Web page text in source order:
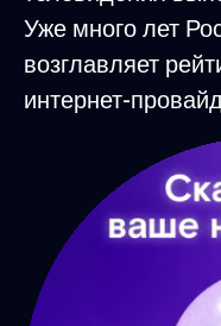
Уже много лет
возглавляет
интернет-